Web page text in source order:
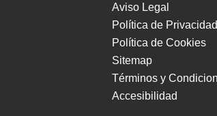
Aviso Legal
Política de Privacidad
Política de Cookies
Sitemap
Términos y
Accesibilidad